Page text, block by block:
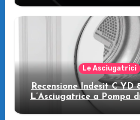
Le Asciugatrici
Recensione Indesit C YD
L’Asciugatrice a Pompa
il Tuo Benessere